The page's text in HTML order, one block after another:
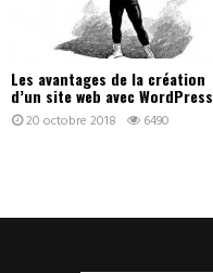
Les avantages de la création
d’un site web avec WordPress
20 octobre 2018 6490